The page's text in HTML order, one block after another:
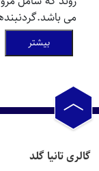
می
بیشتر
گالری تانیا گلد